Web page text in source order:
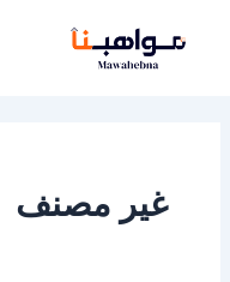
غير مصنف